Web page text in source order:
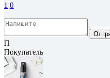
1 0
П
Покупатель